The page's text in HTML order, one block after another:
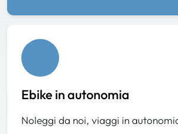
Ebike in autonomia
Noleggi da noi, viaggi in